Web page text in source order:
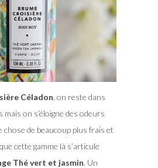
Céladon , on reste dans
on s’éloigne des odeurs
chose de beaucoup plus frais et
cette gamme là s’articule
Thé vert et jasmin. Un